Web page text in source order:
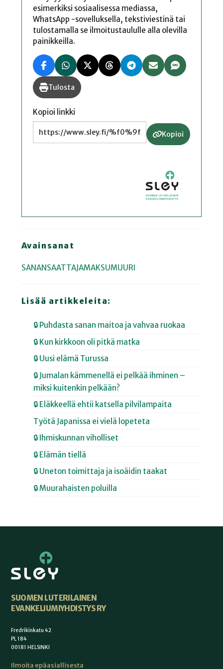
esimerkiksi sosiaalisessa mediassa,
WhatsApp -sovelluksella, tekstiviestinä tai
tulostamalla se ilmoitustaululle alla olevilla
painikkeilla.
Tulosta
Kopioi linkki
Kopioi
Avainsanat
SANANSAATTAJAMAKSUMUURI
Lisää artikkeleita:
🔒 Puhdasta sanan maitoa ja vahvaa ruokaa
🔒 Kun kirkkoon oli pitkä matka
🔒 Uusi elämä Turussa
🔒 Jumalan kämmenellä ei pelkää ihminen –
miksi kuitenkin pelkään?
🔒 Eläkkeellä ehtii katsella pilvilampaita
Työtä Japanissa ei vielä lopeteta
🔒 Ihmiskunnan viholliset
🔒 Elämän tiellä
🔒 Uneton toimittaja ja isoäidin taakat
🔒 Muurahaisten poluilla
SUOMEN LUTERILAINEN
EVANKELIUMIYHDISTYS RY
Fredrikinkatu 42
PL 184
00181 HELSINKI
Ilmoita epäasiallisesta